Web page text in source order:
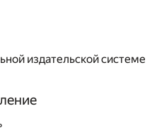
издательской системе